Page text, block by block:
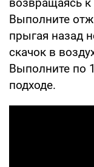
Выполните
прыгая назад
скачок в
Выполните по
подходе.